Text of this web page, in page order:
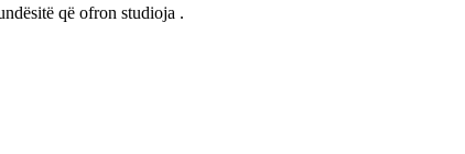
që ofron studioja .